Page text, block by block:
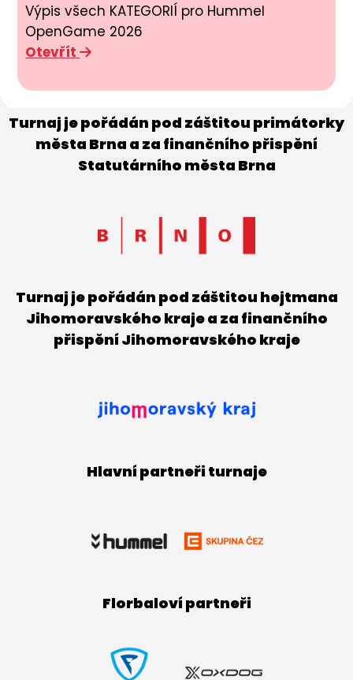
Výpis všech KATEGORIÍ pro Hummel
OpenGame 2026
Otevřít
Turnaj je pořádán pod záštitou primátorky
města Brna a za finančního přispění
Statutárního města Brna
Turnaj je pořádán pod záštitou hejtmana
Jihomoravského kraje a za finančního
přispění Jihomoravského kraje
Hlavní partneři turnaje
Florbaloví partneři